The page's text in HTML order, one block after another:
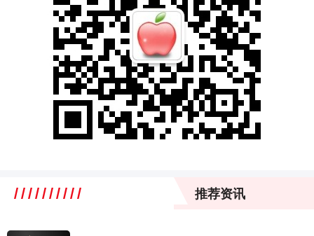
推荐资讯